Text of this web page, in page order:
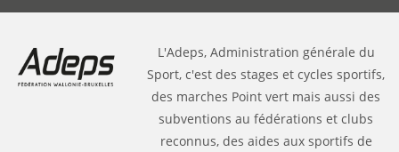
L'Adeps, Administration générale du
Sport, c'est des stages et cycles sportifs,
des marches Point vert mais aussi des
subventions au fédérations et clubs
reconnus, des aides aux sportifs de